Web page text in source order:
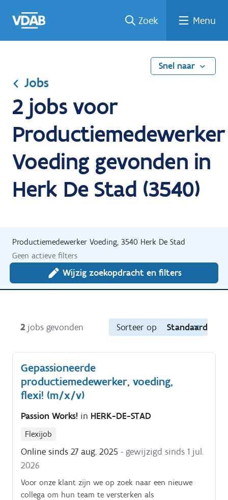
naar
een
een
job
naar
Zoek Menu
Snel naar
Jobs
2 jobs voor
Productiemedewerker
Voeding gevonden in
Herk De Stad (3540)
Productiemedewerker Voeding, 3540 Herk De Stad
Geen actieve filters
Wijzig zoekopdracht en filters
2 jobs gevonden Sorteer op Standaard
Gepassioneerde
productiemedewerker, voeding,
flexi! (m/x/v)
Passion Works! in HERK-DE-STAD
Flexijob
Online sinds 27 aug. 2025 - gewijzigd sinds 1 jul.
2026
Voor onze klant zijn we op zoek naar een nieuwe
collega om hun team te versterken als